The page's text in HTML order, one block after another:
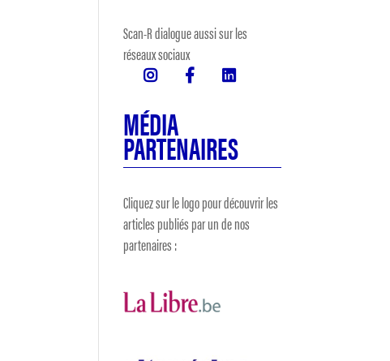
Scan-R dialogue aussi sur les
réseaux sociaux
MÉDIA
PARTENAIRES
Cliquez sur le logo pour découvrir les
articles publiés par un de nos
partenaires :